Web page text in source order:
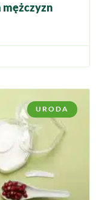
mężczyzn
URODA